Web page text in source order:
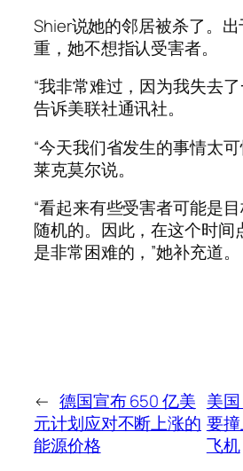
Shier说她的邻居被杀了。
重，她不想指认受害者。
“我非常难过，因为我失去
告诉美联社通讯社。
“今天我们省发生的事情太
莱克莫尔说。
“看起来有些受害者可能是
随机的。因此，在这个时间
是非常困难的，”她补充道。
← 德国宣布 650 亿美
元计划应对不断上涨的
能源价格
美
要
飞机